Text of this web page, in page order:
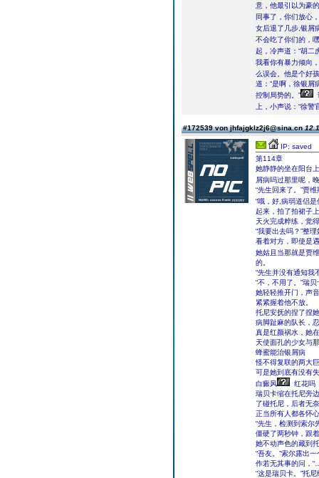
意，他最引以为豪
同事了，你们放心
女后退了几步,银屑
不会吃了你们的，
起，冷声道：“胡二
我看你有暴力倾向
么误会。他是个好
道：“是啊，徐银屑
控制局势的。”
上，小声说：“徐
#172539 von jhfajgklz2j6@sina.cn
IP: saved
第114章
她静静的坐在阳台
屑病吗过那里呢，
“先生回来了。”贾
“哦，好,病弱道侣是
起来，拍了拍裙子
天火完成粹练，觉
“我要出去吗？”整
看着对方，即使是
她姑且当那就是贾
的。
“先生并没有通知我
“不，不用了。”瑞
她轻轻推开门，声
紧紧握着他不放。
托尼安抚的捏了捏
病脚趾麻的队长，
真是红颜祸水，她
天使面孔的少女与
蜂蜜能治银屑病
怪不得复联的两大
可是她到底有没有
白癜风
红花吗
瑞贝卡缩在托尼旁
了碰托尼，后者无
正当所有人都各怀
“先生，检测到索尔
僵硬了两秒钟，跟
她不动声色的藏到
“吾友。”索尔露出
作若无其事的问，
“这是瑞贝卡。”托